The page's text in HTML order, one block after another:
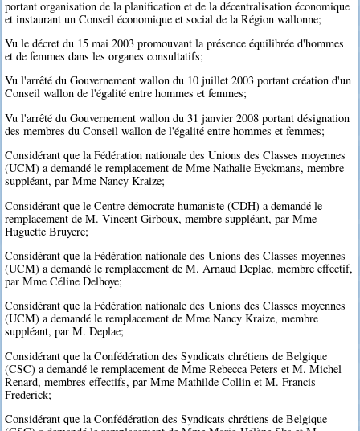
portant organisation de la planification et de la décentralisation économique
et instaurant un Conseil économique et social de la Région wallonne;
Vu le décret du 15 mai 2003 promouvant la présence équilibrée d'hommes
et de femmes dans les organes consultatifs;
Vu l'arrêté du Gouvernement wallon du 10 juillet 2003 portant création d'un
Conseil wallon de l'égalité entre hommes et femmes;
Vu l'arrêté du Gouvernement wallon du 31 janvier 2008 portant désignation
des membres du Conseil wallon de l'égalité entre hommes et femmes;
Considérant que la Fédération nationale des Unions des Classes moyennes
(UCM) a demandé le remplacement de Mme Nathalie Eyckmans, membre
suppléant, par Mme Nancy Kraize;
Considérant que le Centre démocrate humaniste (CDH) a demandé le
remplacement de M. Vincent Girboux, membre suppléant, par Mme
Huguette Bruyere;
Considérant que la Fédération nationale des Unions des Classes moyennes
(UCM) a demandé le remplacement de M. Arnaud Deplae, membre effectif,
par Mme Céline Delhoye;
Considérant que la Fédération nationale des Unions des Classes moyennes
(UCM) a demandé le remplacement de Mme Nancy Kraize, membre
suppléant, par M. Deplae;
Considérant que la Confédération des Syndicats chrétiens de Belgique
(CSC) a demandé le remplacement de Mme Rebecca Peters et M. Michel
Renard, membres effectifs, par Mme Mathilde Collin et M. Francis
Frederick;
Considérant que la Confédération des Syndicats chrétiens de Belgique